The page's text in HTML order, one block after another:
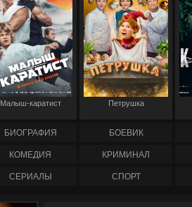
Малыш-каратист Петрушка
БИОГРАФИЯ БОЕВИК
КОМЕДИЯ КРИМИНАЛ
СЕРИАЛЫ СПОРТ